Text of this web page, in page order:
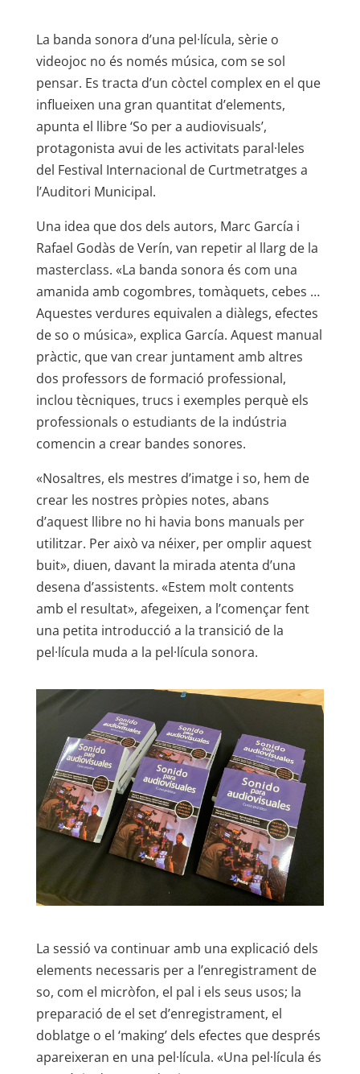
La banda sonora d’una pel·lícula, sèrie o
videojoc no és només música, com se sol
pensar. Es tracta d’un còctel complex en el que
influeixen una gran quantitat d’elements,
apunta el llibre ‘So per a audiovisuals’,
protagonista avui de les activitats paral·leles
del Festival Internacional de Curtmetratges a
l’Auditori Municipal.
Una idea que dos dels autors, Marc García i
Rafael Godàs de Verín, van repetir al llarg de la
masterclass. «La banda sonora és com una
amanida amb cogombres, tomàquets, cebes …
Aquestes verdures equivalen a diàlegs, efectes
de so o música», explica García. Aquest manual
pràctic, que van crear juntament amb altres
dos professors de formació professional,
inclou tècniques, trucs i exemples perquè els
professionals o estudiants de la indústria
comencin a crear bandes sonores.
«Nosaltres, els mestres d’imatge i so, hem de
crear les nostres pròpies notes, abans
d’aquest llibre no hi havia bons manuals per
utilitzar. Per això va néixer, per omplir aquest
buit», diuen, davant la mirada atenta d’una
desena d’assistents. «Estem molt contents
amb el resultat», afegeixen, a l’començar fent
una petita introducció a la transició de la
pel·lícula muda a la pel·lícula sonora.
La sessió va continuar amb una explicació dels
elements necessaris per a l’enregistrament de
so, com el micròfon, el pal i els seus usos; la
preparació de el set d’enregistrament, el
doblatge o el ‘making’ dels efectes que després
apareixeran en una pel·lícula. «Una pel·lícula és